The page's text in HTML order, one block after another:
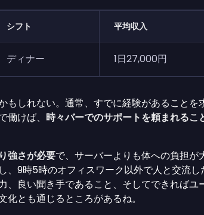
シフト 平均収入
ディナー 1日27,000円
もしれない。通常、すでに経験があることを
けば、 時々バーでのサポートを頼まれるこ
強さが必要で、サーバーよりも体への負担が
、9時5時のオフィスワーク以外で人と交流
、良い聞き手であること、そしてできればユ
とも通じるところがあるね。